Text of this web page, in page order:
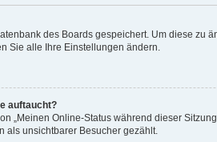
des Boards gespeichert. Um diese zu
Sie alle Ihre Einstellungen ändern.
auftaucht?
„Meinen Online-Status während dieser
als unsichtbarer Besucher gezählt.